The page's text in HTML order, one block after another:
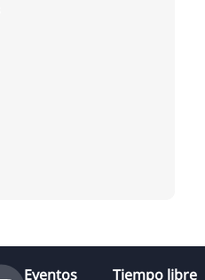
Eventos Tiempo libre